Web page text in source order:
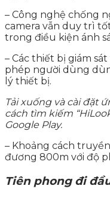
– Công nghệ chống
camera vẫn duy trì
trong điều kiện ánh
– Các thiết bị giám
phép người dùng
lý thiết bị.
Tải xuống và cài đặt
cách tìm kiếm
Google Play.
– Khoảng cách
đương 800m với độ
Tiên phong đi